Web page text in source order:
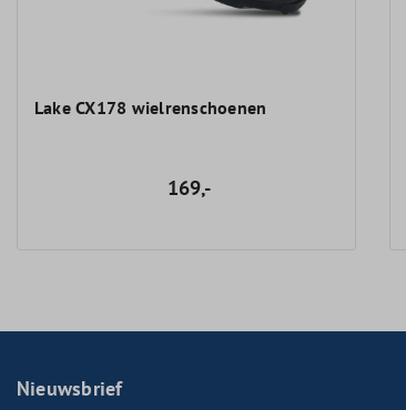
Lake CX178 wielrenschoenen
169,-
Nieuwsbrief